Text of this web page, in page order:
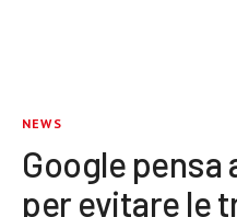
NEWS
Google pensa
per evitare le